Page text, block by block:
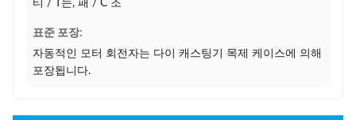
티 / T는, 패 / C 조
표준 포장:
자동적인 모터 회전자는 다이 캐스팅기 목제 케이스에 의해
포장됩니다.